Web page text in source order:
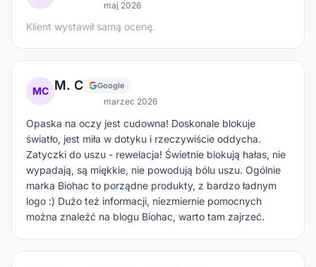
maj 2026
Klient wystawił samą ocenę.
MC M. C Google
marzec 2026
Opaska na oczy jest cudowna! Doskonale blokuje
światło, jest miła w dotyku i rzeczywiście oddycha.
Zatyczki do uszu - rewelacja! Świetnie blokują hałas, nie
wypadają, są miękkie, nie powodują bólu uszu. Ogólnie
marka Biohac to porządne produkty, z bardzo ładnym
logo :) Dużo też informacji, niezmiernie pomocnych
można znaleźć na blogu Biohac, warto tam zajrzeć.